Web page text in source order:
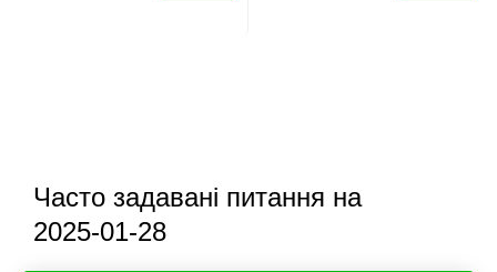
Часто задавані питання на
2025-01-28